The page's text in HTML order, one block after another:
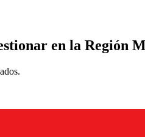
en la Región